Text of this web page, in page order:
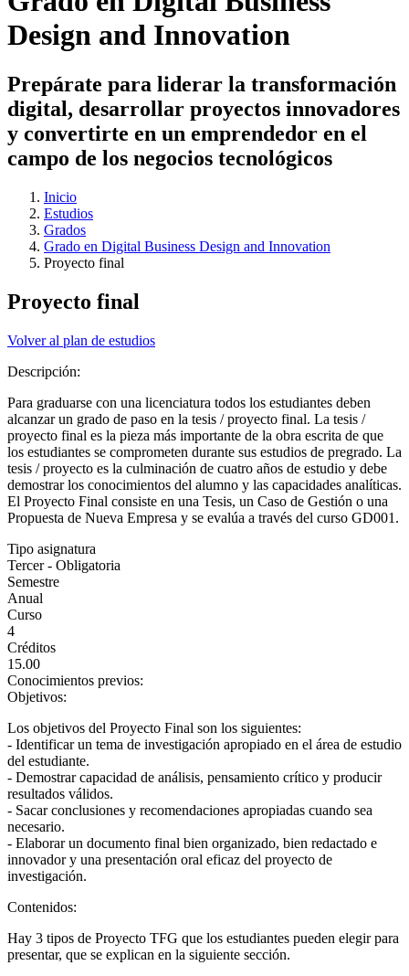
Design and Innovation
Prepárate para liderar la transformación
digital, desarrollar proyectos innovadores
y convertirte en un emprendedor en el
campo de los negocios tecnológicos
Inicio
Estudios
Grados
Grado en Digital Business Design and Innovation
Proyecto final
Proyecto final
Volver al plan de estudios
Descripción:
Para graduarse con una licenciatura todos los estudiantes deben
alcanzar un grado de paso en la tesis / proyecto final. La tesis /
proyecto final es la pieza más importante de la obra escrita de que
los estudiantes se comprometen durante sus estudios de pregrado. La
tesis / proyecto es la culminación de cuatro años de estudio y debe
demostrar los conocimientos del alumno y las capacidades analíticas.
El Proyecto Final consiste en una Tesis, un Caso de Gestión o una
Propuesta de Nueva Empresa y se evalúa a través del curso GD001.
Tipo asignatura
Tercer - Obligatoria
Semestre
Anual
Curso
4
Créditos
15.00
Conocimientos previos:
Objetivos:
Los objetivos del Proyecto Final son los siguientes:
- Identificar un tema de investigación apropiado en el área de estudio
del estudiante.
- Demostrar capacidad de análisis, pensamiento crítico y producir
resultados válidos.
- Sacar conclusiones y recomendaciones apropiadas cuando sea
necesario.
- Elaborar un documento final bien organizado, bien redactado e
innovador y una presentación oral eficaz del proyecto de
investigación.
Contenidos:
Hay 3 tipos de Proyecto TFG que los estudiantes pueden elegir para
presentar, que se explican en la siguiente sección.